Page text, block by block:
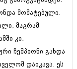
მომატებული.
მაგრამ
კი,
ჩემპიონი გახდა
დაიკავა. ეს